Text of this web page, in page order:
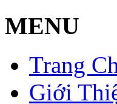
MENU
Trang
Giới